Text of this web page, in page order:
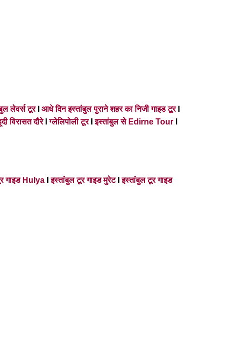
लेवर्स टूरI आधे दिन इस्तांबुल पुराने शहर का निजी गाइड टूरI
विरासत दौरेIग्लेलिपोली टूरIइस्तांबुल से Edirne TourI
गाइड Hulya Iइस्तांबुल टूर गाइड मुरेटIइस्तांबुल टूर गाइड